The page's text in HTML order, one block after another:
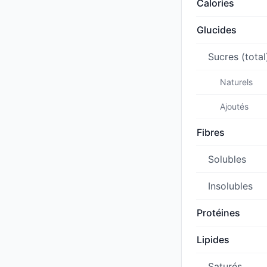
Calories
Glucides
Sucres
Naturels
Ajoutés
Fibres
Solubles
Insolubles
Protéines
Lipides